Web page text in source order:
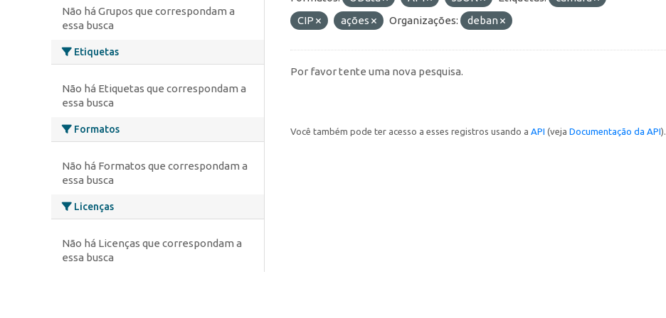
Não há Grupos que correspondam a
essa busca
Etiquetas
Não há Etiquetas que correspondam a
essa busca
Formatos
Não há Formatos que correspondam a
essa busca
Licenças
Não há Licenças que correspondam a
essa busca
CIP
ações Organizações: deban
Por favor tente uma nova pesquisa.
Você também pode ter acesso a esses registros usando a API (veja Documentação da API).